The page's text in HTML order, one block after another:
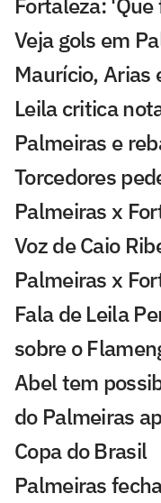
Veja gols em
Maurício, Arias
Leila critica
Palmeiras e
Torcedores
Palmeiras x
Voz de Caio
Palmeiras x
Fala de Leila
sobre o
Abel tem
do Palmeiras
Copa do Brasil
Palmeiras